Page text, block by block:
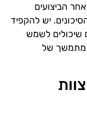
הביצועים
יש להקפיד
שיכולים לשמש
מתמשך של